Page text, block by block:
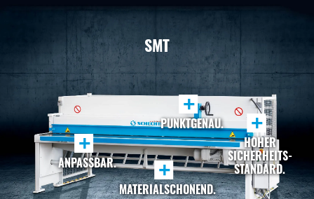
SMT
+
PUNKTGENAU. +
HOHER
SICHERHEITS-
STANDARD.
+
ANPASSBAR. +
MATERIALSCHONEND.